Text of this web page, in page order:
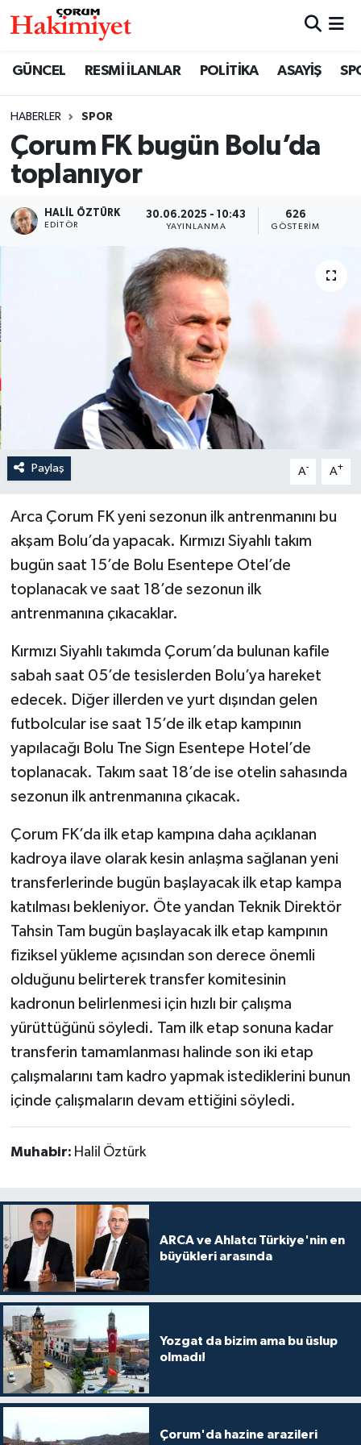
GÜNCEL RESMİ İLANLAR POLİTİKA ASAYİŞ
HABERLER SPOR
Çorum FK bugün Bolu’da
toplanıyor
HALIL ÖZTÜRK
EDITÖR
30.06.2025 - 10:43
YAYINLANMA
626
GÖSTERIM
Paylaş A- A+
Arca Çorum FK yeni sezonun ilk antrenmanını bu
akşam Bolu’da yapacak. Kırmızı Siyahlı takım
bugün saat 15’de Bolu Esentepe Otel’de
toplanacak ve saat 18’de sezonun ilk
antrenmanına çıkacaklar.
Kırmızı Siyahlı takımda Çorum’da bulunan kafile
sabah saat 05’de tesislerden Bolu’ya hareket
edecek. Diğer illerden ve yurt dışından gelen
futbolcular ise saat 15’de ilk etap kampının
yapılacağı Bolu Tne Sign Esentepe Hotel’de
toplanacak. Takım saat 18’de ise otelin sahasında
sezonun ilk antrenmanına çıkacak.
Çorum FK’da ilk etap kampına daha açıklanan
kadroya ilave olarak kesin anlaşma sağlanan yeni
transferlerinde bugün başlayacak ilk etap kampa
katılması bekleniyor. Öte yandan Teknik Direktör
Tahsin Tam bugün başlayacak ilk etap kampının
fiziksel yükleme açısından son derece önemli
olduğunu belirterek transfer komitesinin
kadronun belirlenmesi için hızlı bir çalışma
yürüttüğünü söyledi. Tam ilk etap sonuna kadar
transferin tamamlanması halinde son iki etap
çalışmalarını tam kadro yapmak istediklerini bunun
içinde çalışmaların devam ettiğini söyledi.
Muhabir: Halil Öztürk
ARCA ve Ahlatcı Türkiye'nin en
büyükleri arasında
Yozgat da bizim ama bu üslup
olmadı!
Çorum'da hazine arazileri
SAĞLIK
ASAYİŞ
EKONOMİ
OTOPARK
TEKNOLOJİ
Nöbetçi Eczaneler
Çorum Namaz Vakitleri
Trafik Durumu
Süper Lig Puan Durumu ve Fikstür
Tüm Manşetler
Son Dakika Haberleri